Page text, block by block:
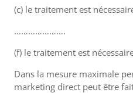
(c) le traitement est
………………….
(f) le traitement est
Dans la mesure maximale
marketing direct peut être